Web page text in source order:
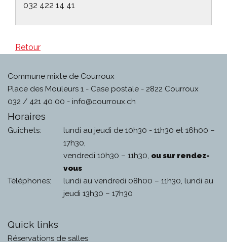
032 422 14 41
Retour
Commune mixte de Courroux
Place des Mouleurs 1 - Case postale - 2822 Courroux
032 / 421 40 00 - info@courroux.ch
Horaires
Guichets:
lundi au jeudi de 10h30 - 11h30 et 16h00 –
17h30,
vendredi 10h30 – 11h30, ou sur rendez-
vous
Téléphones:
lundi au vendredi 08h00 – 11h30, lundi au
jeudi 13h30 – 17h30
Quick links
Réservations de salles